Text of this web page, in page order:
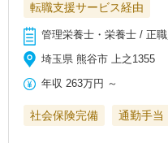
転職支援サービス経由
管理栄養士・栄養士 / 正職
埼玉県 熊谷市 上之1355
年収 263万円 ～
社会保険完備 通勤手当